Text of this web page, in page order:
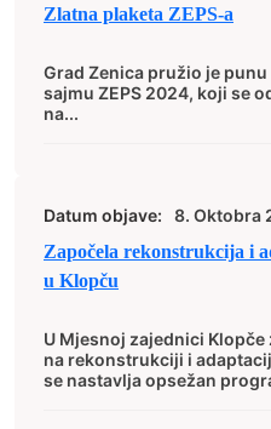
Zlatna plaketa ZEPS-a
Grad Zenica pružio je
sajmu ZEPS 2024, koji se
na...
Datum objave:
8. Oktobra
Započela rekonstrukcija i
u Klopču
U Mjesnoj zajednici
na rekonstrukciji i
se nastavlja opsežan